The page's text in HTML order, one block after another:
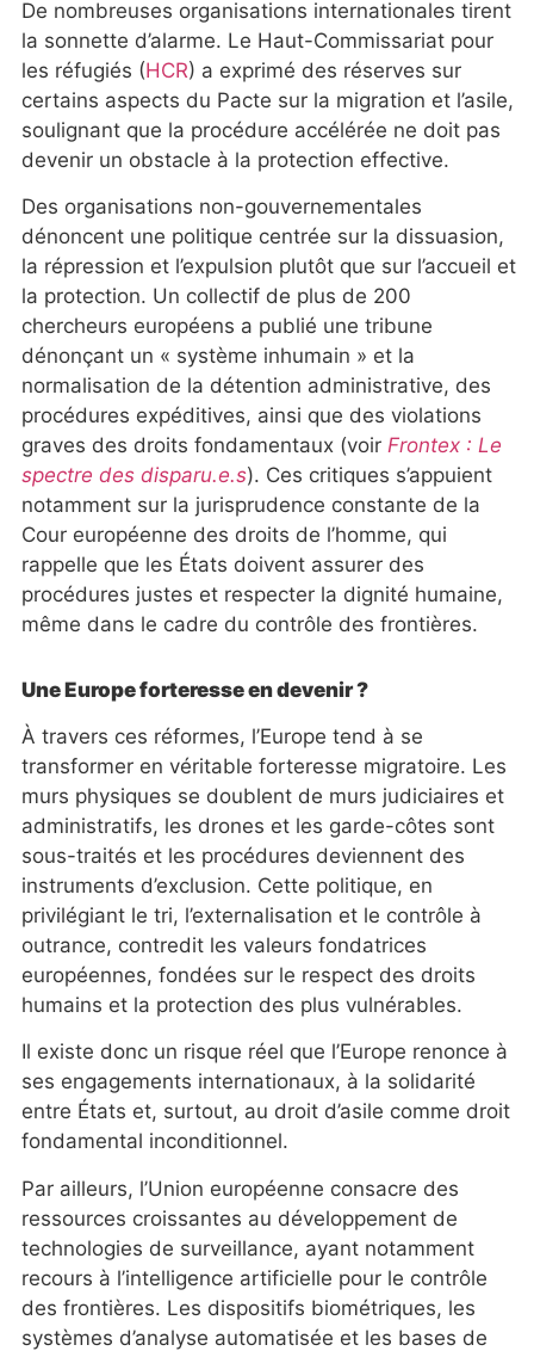
De nombreuses organisations internationales tirent
la sonnette d’alarme. Le Haut-Commissariat pour
les réfugiés (HCR) a exprimé des réserves sur
certains aspects du Pacte sur la migration et l’asile,
soulignant que la procédure accélérée ne doit pas
devenir un obstacle à la protection effective.
Des organisations non-gouvernementales
dénoncent une politique centrée sur la dissuasion,
la répression et l’expulsion plutôt que sur l’accueil et
la protection. Un collectif de plus de 200
chercheurs européens a publié une tribune
dénonçant un « système inhumain » et la
normalisation de la détention administrative, des
procédures expéditives, ainsi que des violations
graves des droits fondamentaux (voir Frontex : Le
spectre des disparu.e.s). Ces critiques s’appuient
notamment sur la jurisprudence constante de la
Cour européenne des droits de l’homme, qui
rappelle que les États doivent assurer des
procédures justes et respecter la dignité humaine,
même dans le cadre du contrôle des frontières.
Une Europe forteresse en devenir ?
À travers ces réformes, l’Europe tend à se
transformer en véritable forteresse migratoire. Les
murs physiques se doublent de murs judiciaires et
administratifs, les drones et les garde-côtes sont
sous-traités et les procédures deviennent des
instruments d’exclusion. Cette politique, en
privilégiant le tri, l’externalisation et le contrôle à
outrance, contredit les valeurs fondatrices
européennes, fondées sur le respect des droits
humains et la protection des plus vulnérables.
Il existe donc un risque réel que l’Europe renonce à
ses engagements internationaux, à la solidarité
entre États et, surtout, au droit d’asile comme droit
fondamental inconditionnel.
Par ailleurs, l’Union européenne consacre des
ressources croissantes au développement de
technologies de surveillance, ayant notamment
recours à l’intelligence artificielle pour le contrôle
des frontières. Les dispositifs biométriques, les
systèmes d’analyse automatisée et les bases de